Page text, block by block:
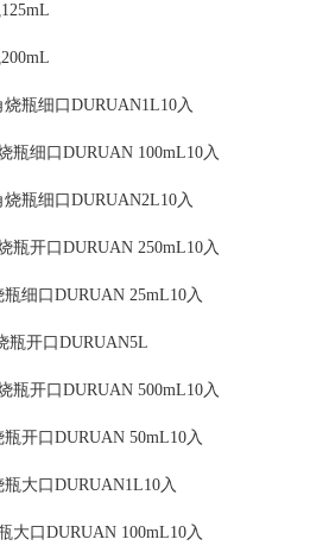
瓶细口DURUAN1L10入
瓶细口DURUAN 100mL10入
瓶细口DURUAN2L10入
瓶开口DURUAN 250mL10入
细口DURUAN 25mL10入
瓶开口DURUAN5L
瓶开口DURUAN 500mL10入
开口DURUAN 50mL10入
大口DURUAN1L10入
大口DURUAN 100mL10入